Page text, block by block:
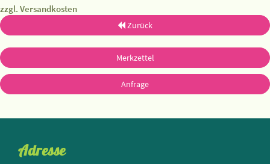
zzgl. Versandkosten
Zurück
Merkzettel
Anfrage
Adresse